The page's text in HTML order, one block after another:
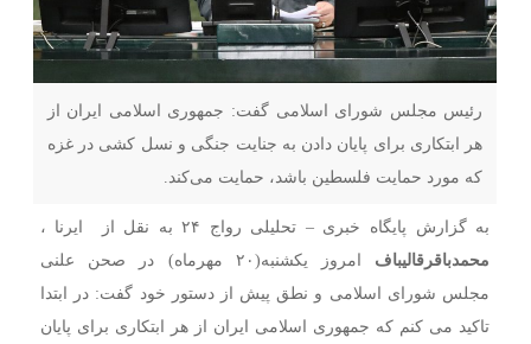
رئیس مجلس شورای اسلامی گفت: جمهوری اسلامی ایران از
هر ابتکاری برای پایان دادن به جنایت جنگی و نسل کشی در غزه
که مورد حمایت فلسطین باشد، حمایت می‌کند.
به گزارش پایگاه خبری – تحلیلی رواج ۲۴ به نقل از ایرنا ،
محمدباقرقالیباف
امروز یکشنبه(۲۰ مهرماه) در صحن علنی
مجلس شورای اسلامی و نطق پیش از دستور خود گفت: در ابتدا
تاکید می کنم که جمهوری اسلامی ایران از هر ابتکاری برای پایان